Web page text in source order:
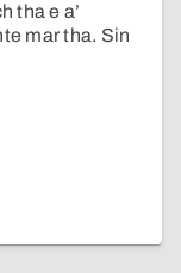
tha e a’
mar tha. Sin